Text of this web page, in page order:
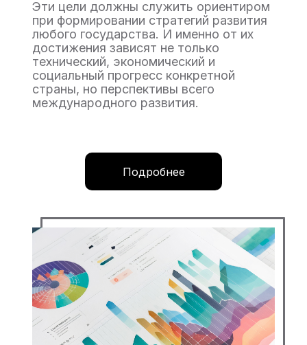
Эти цели должны служить ориентиром
при формировании стратегий развития
любого государства. И именно от их
достижения зависят не только
технический, экономический и
социальный прогресс конкретной
страны, но перспективы всего
международного развития.
Подробнее